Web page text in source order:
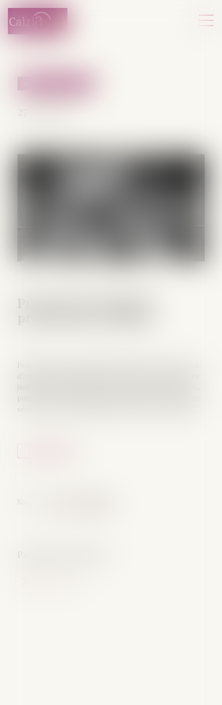
Projet de loi relatif à la
protection des enfants
Source :
Peine de prison à perpétuité pour les violeurs en série
d'enfants, renforcement du contrôle des antécédents
judiciaires des adultes intervenant auprès de mineurs,
sécurisé, nouvelle ordonnance de sûreté de l'enfant...